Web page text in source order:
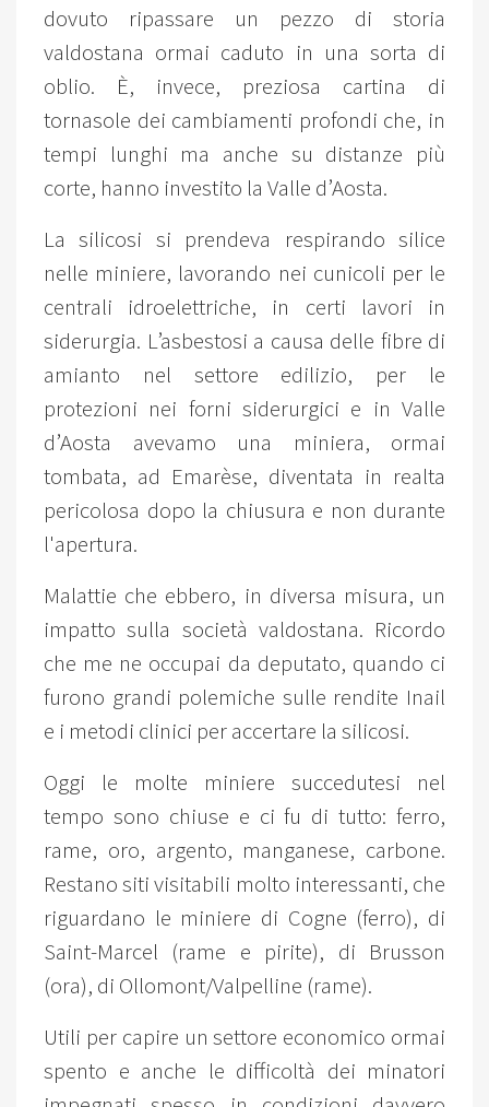
dovuto ripassare un pezzo di storia
valdostana ormai caduto in una sorta di
oblio. È, invece, preziosa cartina di
tornasole dei cambiamenti profondi che, in
tempi lunghi ma anche su distanze più
corte, hanno investito la Valle d’Aosta.
La silicosi si prendeva respirando silice
nelle miniere, lavorando nei cunicoli per le
centrali idroelettriche, in certi lavori in
siderurgia. L’asbestosi a causa delle fibre di
amianto nel settore edilizio, per le
protezioni nei forni siderurgici e in Valle
d’Aosta avevamo una miniera, ormai
tombata, ad Emarèse, diventata in realta
pericolosa dopo la chiusura e non durante
l'apertura.
Malattie che ebbero, in diversa misura, un
impatto sulla società valdostana. Ricordo
che me ne occupai da deputato, quando ci
furono grandi polemiche sulle rendite Inail
e i metodi clinici per accertare la silicosi.
Oggi le molte miniere succedutesi nel
tempo sono chiuse e ci fu di tutto: ferro,
rame, oro, argento, manganese, carbone.
Restano siti visitabili molto interessanti, che
riguardano le miniere di Cogne (ferro), di
Saint-Marcel (rame e pirite), di Brusson
(ora), di Ollomont/Valpelline (rame).
Utili per capire un settore economico ormai
spento e anche le difficoltà dei minatori